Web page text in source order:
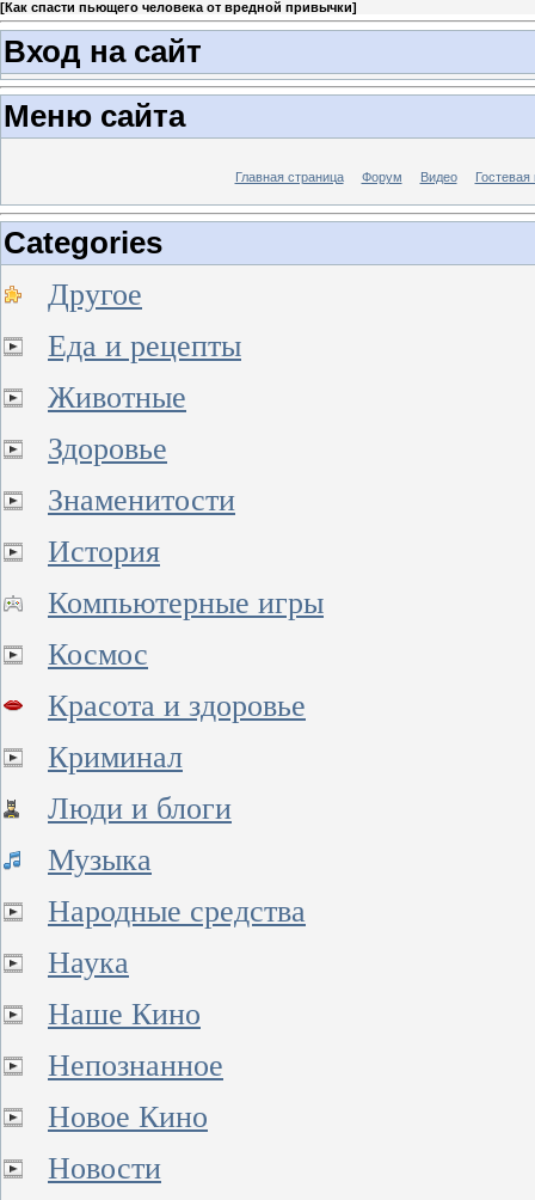
[Как спасти пьющего человека от вредной привычки]
Вход на сайт
Меню сайта
Главная страница Форум Видео Гостевая
Categories
Другое
Еда и рецепты
Животные
Здоровье
Знаменитости
История
Компьютерные игры
Космос
Красота и здоровье
Криминал
Люди и блоги
Музыка
Народные средства
Наука
Наше Кино
Непознанное
Новое Кино
Новости